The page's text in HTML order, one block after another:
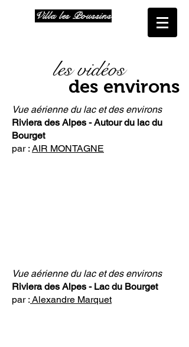
Villa les Poussins
les vidéos
des environs
Vue aérienne du lac et des environs
Riviera des Alpes - Autour du lac du
Bourget
par : AIR MONTAGNE
Vue aérienne du lac et des environs
Riviera des Alpes - Lac du Bourget
par : Alexandre Marquet